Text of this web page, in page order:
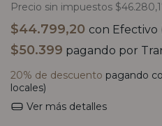
Precio sin impuestos
$44.799,20 con Efectivo
$50.399 pagando por
20% de descuento pagando
locales)
Ver más detalles